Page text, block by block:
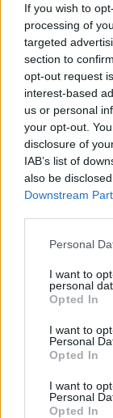
If you wish to
processing of
targeted
section to
opt-out request
interest-based
us or personal
your opt-out.
disclosure of
IAB’s list of
also be
Downstream
Please note
not limited to
grant or deny
use your data
consent section.
Personal
I want to
personal
Opted In
I want to
Personal
Opted In
I want to
Personal
Opted In
Gebei
A
A